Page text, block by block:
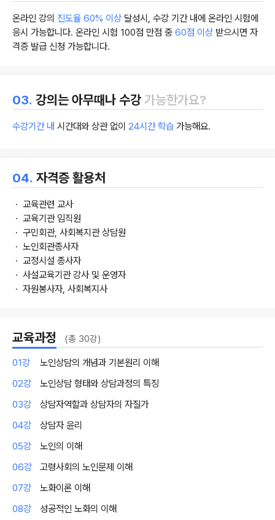
온라인 강의 진도율 60% 이상 달성시, 수강 기간 내에 온라인 시험에
응시 가능합니다. 온라인 시험 100점 만점 중 60점 이상 받으시면 자
격증 발급 신청 가능합니다.
03. 강의는 아무때나 수강 가능한가요?
수강기간 내 시간대와 상관 없이 24시간 학습 가능해요.
04. 자격증 활용처
ㆍ 교육관련 교사
ㆍ 교육기관 임직원
ㆍ 구민회관, 사회복지관 상담원
ㆍ 노인회관종사자
ㆍ 교정시설 종사자
ㆍ 사설교육기관 강사 및 운영자
ㆍ 자원봉사자, 사회복지사
교육과정 (총 30강)
01강
노인상담의 개념과 기본원리 이해
02강
노인상담 형태와 상담과정의 특징
03강
상담자역할과 상담자의 자질가
04강
상담자 윤리
05강
노인의 이해
06강
고령사회의 노인문제 이해
07강
노화이론 이해
08강
성공적인 노화의 이해